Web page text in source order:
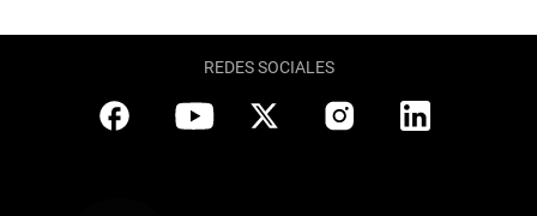
REDES SOCIALES